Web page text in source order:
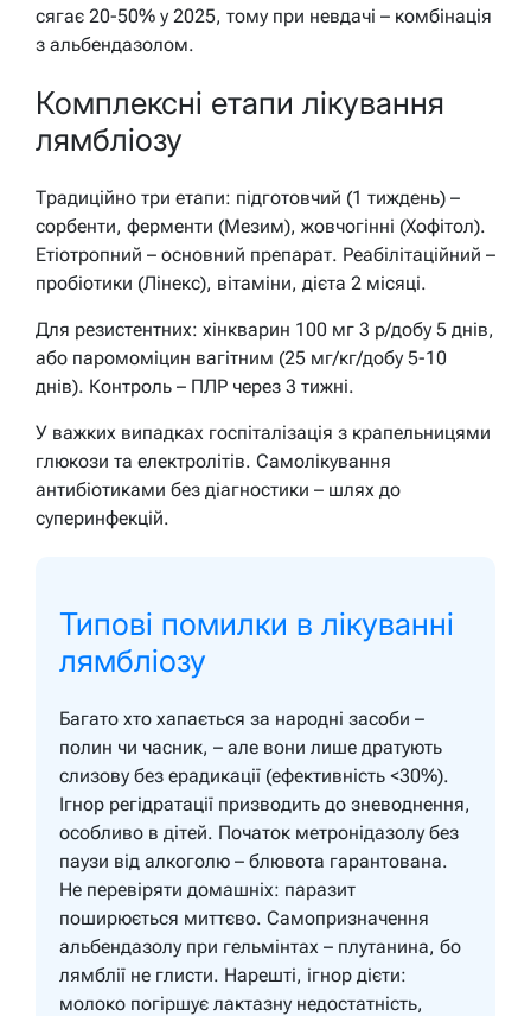
сягає 20-50% у 2025, тому при невдачі – комбінація
з альбендазолом.
Комплексні етапи лікування
лямбліозу
Традиційно три етапи: підготовчий (1 тиждень) –
сорбенти, ферменти (Мезим), жовчогінні (Хофітол).
Етіотропний – основний препарат. Реабілітаційний –
пробіотики (Лінекс), вітаміни, дієта 2 місяці.
Для резистентних: хінкварин 100 мг 3 р/добу 5 днів,
або паромоміцин вагітним (25 мг/кг/добу 5-10
днів). Контроль – ПЛР через 3 тижні.
У важких випадках госпіталізація з крапельницями
глюкози та електролітів. Самолікування
антибіотиками без діагностики – шлях до
суперинфекцій.
Типові помилки в лікуванні
лямбліозу
Багато хто хапається за народні засоби –
полин чи часник, – але вони лише дратують
слизову без ерадикації (ефективність <30%).
Ігнор регідратації призводить до зневоднення,
особливо в дітей. Початок метронідазолу без
паузи від алкоголю – блювота гарантована.
Не перевіряти домашніх: паразит
поширюється миттєво. Самопризначення
альбендазолу при гельмінтах – плутанина, бо
лямблії не глисти. Нарешті, ігнор дієти:
молоко погіршує лактазну недостатність,